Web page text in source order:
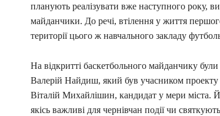
планують реалізувати вже наступного року,
майданчики. До речі, втілення у життя
території цього ж навчального закладу
На відкритті баскетбольного майданчику
Валерій Найдиш, який був учасником
Віталій Михайлішин, кандидат у мери міста.
якісь важливі для чернівчан події чи